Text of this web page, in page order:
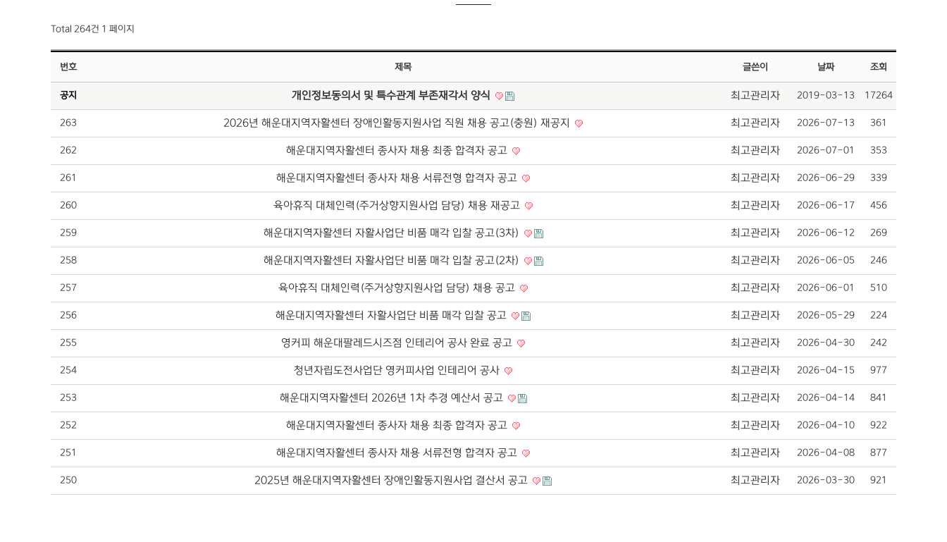
Total 264건 1 페이지
번호 제목 글쓴이 날짜 조회
공지 개인정보동의서 및 특수관계 부존재각서 양식 최고관리자 2019-03-13 17264
263 2026년 해운대지역자활센터 장애인활동지원사업 직원 채용 공고(충원) 재공지 최고관리자 2026-07-13 361
262 해운대지역자활센터 종사자 채용 최종 합격자 공고 최고관리자 2026-07-01 353
261 해운대지역자활센터 종사자 채용 서류전형 합격자 공고 최고관리자 2026-06-29 339
260 육아휴직 대체인력(주거상향지원사업 담당) 채용 재공고 최고관리자 2026-06-17 456
259 해운대지역자활센터 자활사업단 비품 매각 입찰 공고(3차) 최고관리자 2026-06-12 269
258 해운대지역자활센터 자활사업단 비품 매각 입찰 공고(2차) 최고관리자 2026-06-05 246
257 육아휴직 대체인력(주거상향지원사업 담당) 채용 공고 최고관리자 2026-06-01 510
256 해운대지역자활센터 자활사업단 비품 매각 입찰 공고 최고관리자 2026-05-29 224
255 영커피 해운대팔레드시즈점 인테리어 공사 완료 공고 최고관리자 2026-04-30 242
254 청년자립도전사업단 영커피사업 인테리어 공사 최고관리자 2026-04-15 977
253 해운대지역자활센터 2026년 1차 추경 예산서 공고 최고관리자 2026-04-14 841
252 해운대지역자활센터 종사자 채용 최종 합격자 공고 최고관리자 2026-04-10 922
251 해운대지역자활센터 종사자 채용 서류전형 합격자 공고 최고관리자 2026-04-08 877
250 2025년 해운대지역자활센터 장애인활동지원사업 결산서 공고 최고관리자 2026-03-30 921